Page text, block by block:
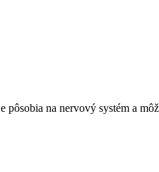
pôsobia na nervový systém a